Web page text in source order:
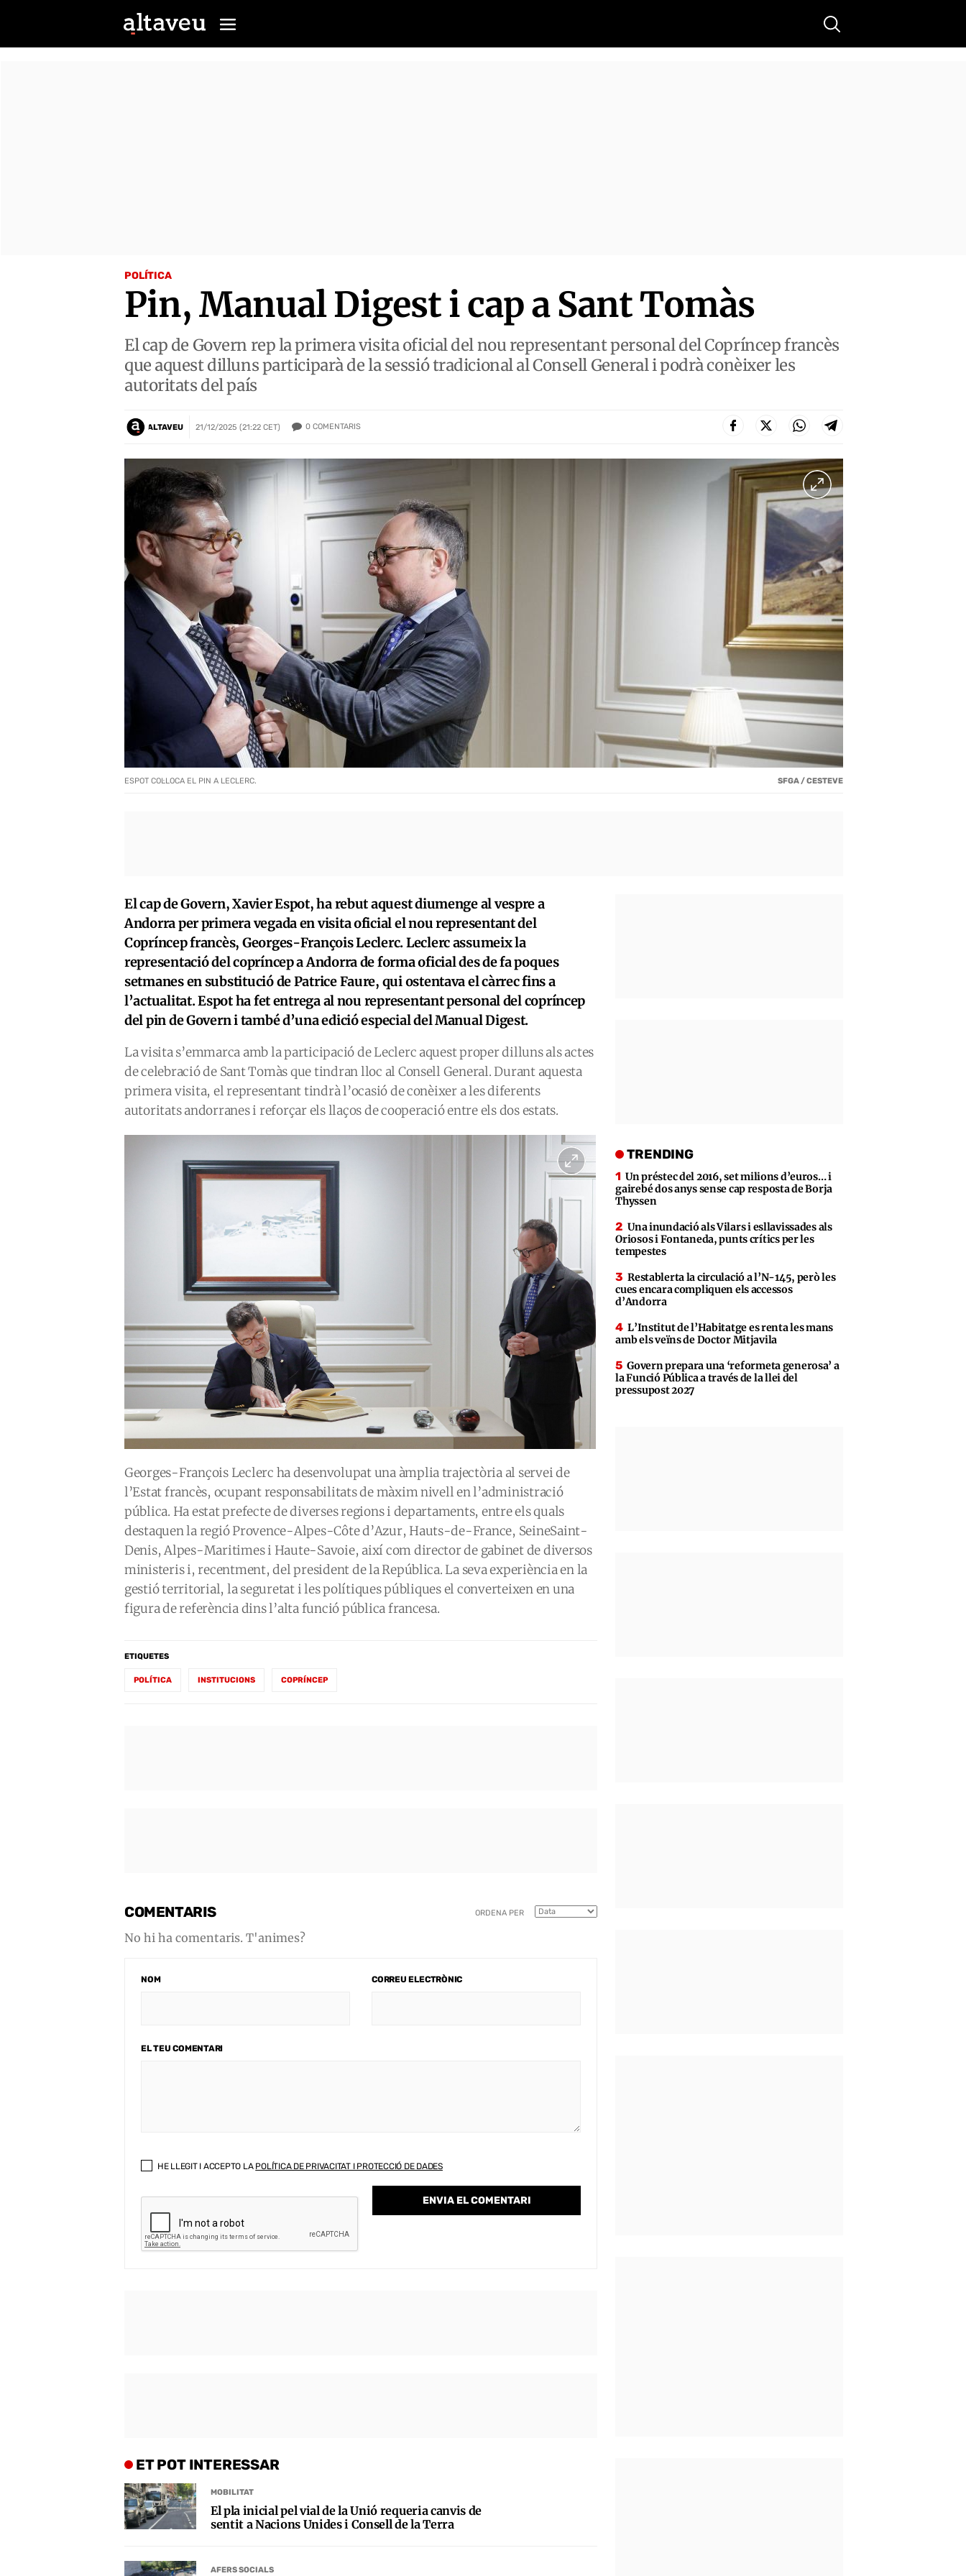
Buscar
POLÍTICA
Pin, Manual Digest i cap a Sant Tomàs
El cap de Govern rep la primera visita oficial del nou representant personal del Copríncep francès
que aquest dilluns participarà de la sessió tradicional al Consell General i podrà conèixer les
autoritats del país
ALTAVEU 21/12/2025 (21:22 CET) 0 COMENTARIS
ESPOT COL·LOCA EL PIN A LECLERC. SFGA / CESTEVE
El cap de Govern, Xavier Espot, ha rebut aquest diumenge al vespre a
Andorra per primera vegada en visita oficial el nou representant del
Copríncep francès, Georges-François Leclerc. Leclerc assumeix la
representació del copríncep a Andorra de forma oficial des de fa poques
setmanes en substitució de Patrice Faure, qui ostentava el càrrec fins a
l’actualitat. Espot ha fet entrega al nou representant personal del copríncep
del pin de Govern i també d’una edició especial del Manual Digest.
La visita s’emmarca amb la participació de Leclerc aquest proper dilluns als actes
de celebració de Sant Tomàs que tindran lloc al Consell General. Durant aquesta
primera visita, el representant tindrà l’ocasió de conèixer a les diferents
autoritats andorranes i reforçar els llaços de cooperació entre els dos estats.
Georges-François Leclerc ha desenvolupat una àmplia trajectòria al servei de
l’Estat francès, ocupant responsabilitats de màxim nivell en l’administració
pública. Ha estat prefecte de diverses regions i departaments, entre els quals
destaquen la regió Provence-Alpes-Côte d’Azur, Hauts-de-France, SeineSaint-
Denis, Alpes-Maritimes i Haute-Savoie, així com director de gabinet de diversos
ministeris i, recentment, del president de la República. La seva experiència en la
gestió territorial, la seguretat i les polítiques públiques el converteixen en una
figura de referència dins l’alta funció pública francesa.
ETIQUETES
POLÍTICA INSTITUCIONS COPRÍNCEP
COMENTARIS ORDENA PER
No hi ha comentaris. T'animes?
NOM CORREU ELECTRÒNIC
EL TEU COMENTARI
HE LLEGIT I ACCEPTO LA POLÍTICA DE PRIVACITAT I PROTECCIÓ DE DADES
ET POT INTERESSAR
MOBILITAT
El pla inicial pel vial de la Unió requeria canvis de
sentit a Nacions Unides i Consell de la Terra
AFERS SOCIALS
TRENDING
Un préstec del 2016, set milions d’euros… i
gairebé dos anys sense cap resposta de Borja
Thyssen
Una inundació als Vilars i esllavissades als
Oriosos i Fontaneda, punts crítics per les
tempestes
Restablerta la circulació a l’N-145, però les
cues encara compliquen els accessos
d’Andorra
L’Institut de l’Habitatge es renta les mans
amb els veïns de Doctor Mitjavila
Govern prepara una ‘reformeta generosa’ a
la Funció Pública a través de la llei del
pressupost 2027